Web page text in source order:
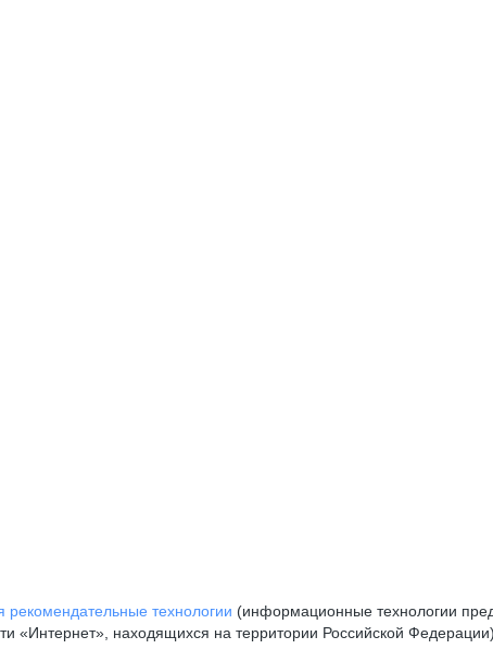
рекомендательные технологии (информационные технологии
«Интернет», находящихся на территории Российской Федерации)